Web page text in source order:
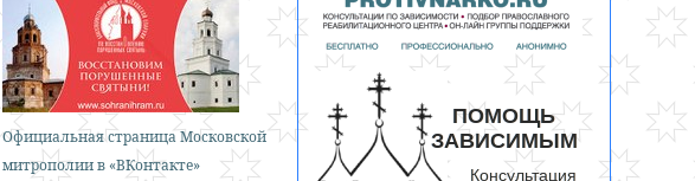
Официальная страница Московской
митрополии в «ВКонтакте»